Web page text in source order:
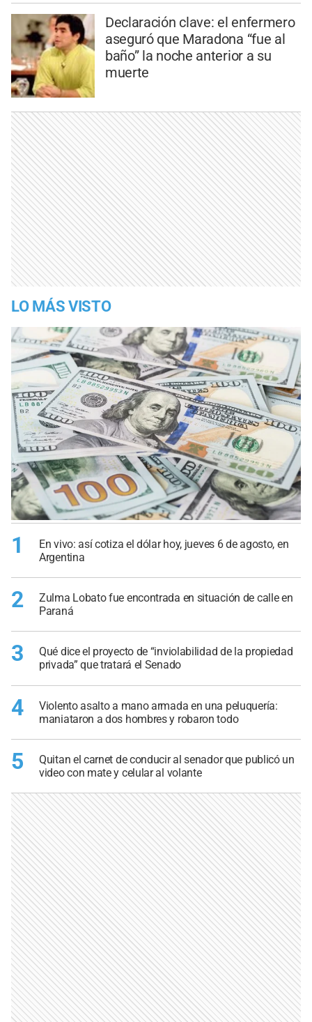
Declaración clave: el enfermero
aseguró que Maradona “fue al
baño” la noche anterior a su
muerte
LO MÁS VISTO
1
En vivo: así cotiza el dólar hoy, jueves 6 de agosto, en
Argentina
2
Zulma Lobato fue encontrada en situación de calle en
Paraná
3
Qué dice el proyecto de “inviolabilidad de la propiedad
privada” que tratará el Senado
4
Violento asalto a mano armada en una peluquería:
maniataron a dos hombres y robaron todo
5
Quitan el carnet de conducir al senador que publicó un
video con mate y celular al volante